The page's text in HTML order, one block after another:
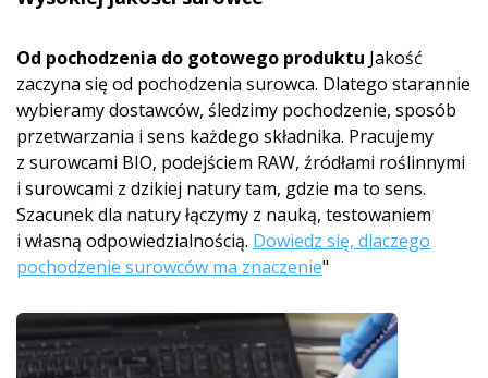
Od pochodzenia do gotowego produktu Jakość
zaczyna się od pochodzenia surowca. Dlatego starannie
wybieramy dostawców, śledzimy pochodzenie, sposób
przetwarzania i sens każdego składnika. Pracujemy
z surowcami BIO, podejściem RAW, źródłami roślinnymi
i surowcami z dzikiej natury tam, gdzie ma to sens.
Szacunek dla natury łączymy z nauką, testowaniem
i własną odpowiedzialnością. Dowiedz się, dlaczego
pochodzenie surowców ma znaczenie"